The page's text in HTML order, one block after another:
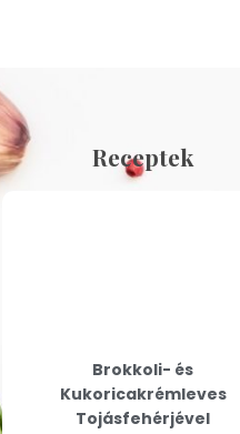
Receptek
Brokkoli- és
Kukoricakrémleves
Tojásfehérjével